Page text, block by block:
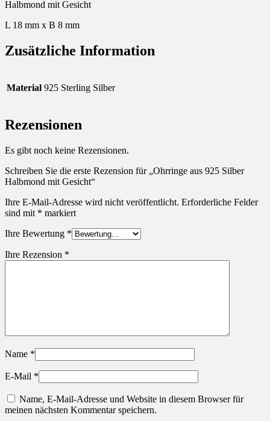
Halbmond mit Gesicht
L 18 mm x B 8 mm
Zusätzliche Information
Material 925 Sterling Silber
Rezensionen
Es gibt noch keine Rezensionen.
Schreiben Sie die erste Rezension für „Ohrringe aus 925 Silber
Halbmond mit Gesicht“
Ihre E-Mail-Adresse wird nicht veröffentlicht. Erforderliche Felder
sind mit * markiert
Ihre Bewertung *
Ihre Rezension *
Name *
E-Mail *
Name, E-Mail-Adresse und Website in diesem Browser für
meinen nächsten Kommentar speichern.